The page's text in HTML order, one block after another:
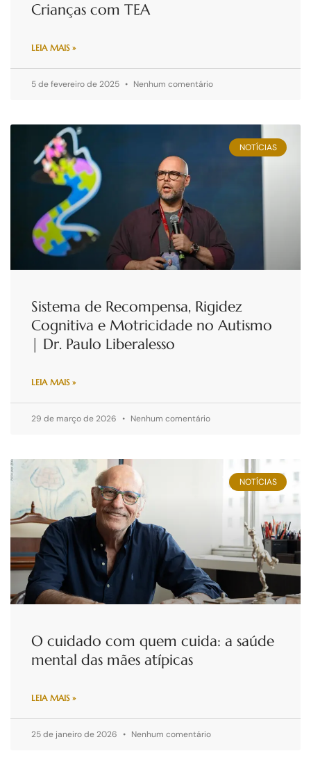
Crianças com TEA
LEIA MAIS »
5 de fevereiro de 2025 Nenhum comentário
NOTÍCIAS
Sistema de Recompensa, Rigidez
Cognitiva e Motricidade no Autismo
| Dr. Paulo Liberalesso
LEIA MAIS »
29 de março de 2026 Nenhum comentário
NOTÍCIAS
O cuidado com quem cuida: a saúde
mental das mães atípicas
LEIA MAIS »
25 de janeiro de 2026 Nenhum comentário